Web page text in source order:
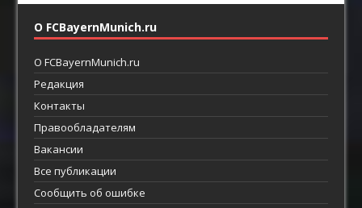
О FCBayernMunich.ru
О FCBayernMunich.ru
Редакция
Контакты
Правообладателям
Вакансии
Все публикации
Сообщить об ошибке